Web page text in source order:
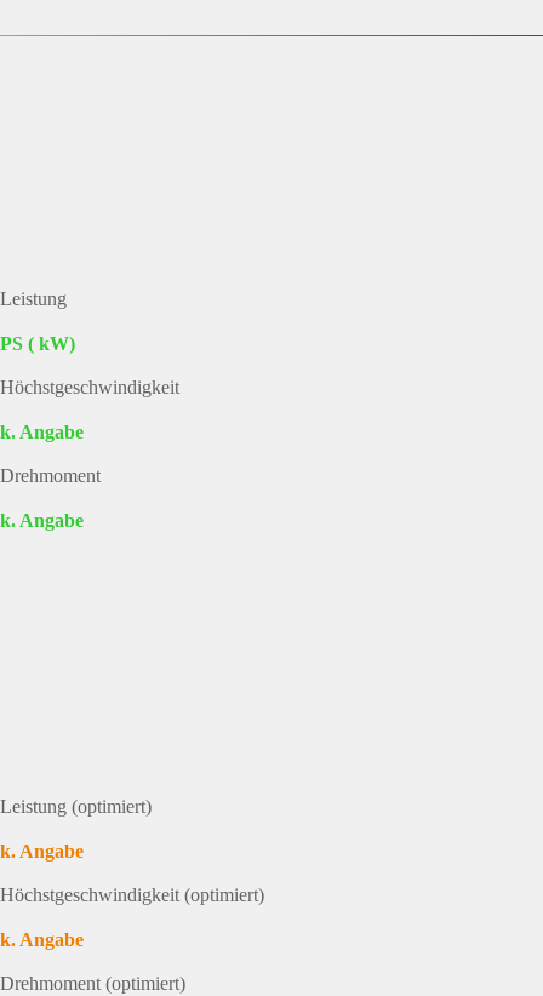
Leistung
PS ( kW)
Höchstgeschwindigkeit
k. Angabe
Drehmoment
k. Angabe
Leistung (optimiert)
k. Angabe
Höchstgeschwindigkeit (optimiert)
k. Angabe
Drehmoment (optimiert)